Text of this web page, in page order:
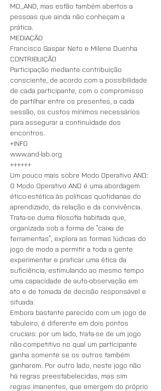
MO_AND, mas estão também abertos a
pessoas que ainda não conheçam a
prática.
MEDIAÇÃO
Francisco Gaspar Neto e Milene Duenha
CONTRIBUIÇÃO
Participação mediante contribuição
consciente, de acordo com a possibilidade
de cada participante, com o compromisso
de partilhar entre os presentes, a cada
sessão, os custos mínimos necessários
para assegurar a continuidade dos
encontros.
+INFO
www.and-lab.org
++++++
Um pouco mais sobre Modo Operativo AND:
O Modo Operativo AND é uma abordagem
ético-estética às políticas quotidianas do
aprendizado, da relação e da convivência.
Trata-se duma filosofia habitada que,
organizada sob a forma de “caixa de
ferramentas”, explora as formas lúdicas do
jogo de modo a permitir a toda a gente
experimentar e praticar uma ética da
suficiência, estimulando ao mesmo tempo
uma capacidade de auto-observação em
ato e de tomada de decisão responsável e
situada.
Embora bastante parecido com um jogo de
tabuleiro, é diferente em dois pontos
cruciais: por um lado, trata-se de um jogo
não-competitivo no qual um participante
ganha somente se os outros também
ganharem. Por outro lado, neste jogo não
há regras preestabelecidas, mas sim
regras imanentes, que emergem do próprio